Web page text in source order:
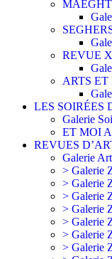
MAEGHT
REVUE
ARTS ET
LES SOIRÉES
Galerie
ET MOI
REVUES
Galerie
> Galerie
> Galerie
> Galerie
> Galerie
> Galerie
> Galerie
> Galerie